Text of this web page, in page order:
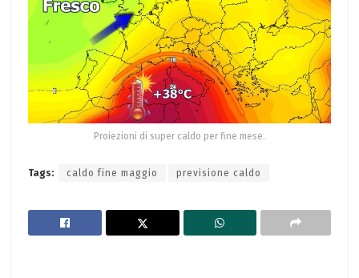
Proiezioni di super caldo per fine mese.
Tags: caldo fine maggio previsione caldo